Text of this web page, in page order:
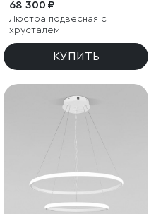
68 300 ₽
Люстра подвесная с
хрусталем
КУПИТЬ